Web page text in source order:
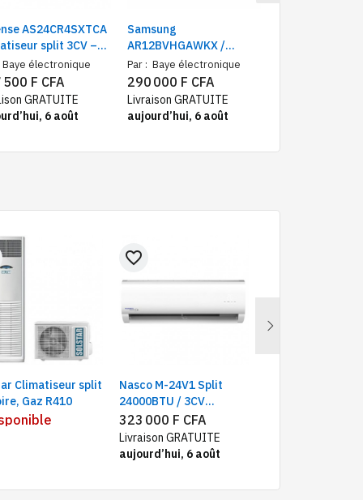
AS24CR4SXTCA
split 3CV –
24000 BTU,
Cold Plasma
Baye électronique
F CFA
GRATUITE
6 août
Samsung
AR12BVHGAWKX /
AR18BVHGAWKX Split
Double Inverter|
12000BTU
Par : Baye électronique
290 000 F CFA
Livraison GRATUITE
aujourd’hui, 6 août
Climatiseur split
Gaz R410
Nasco M-24V1 Split
24000BTU / 3CV
|Climatiseur inverter,
Blanc
favorite_border
323 000 F CFA
Livraison GRATUITE
aujourd’hui, 6 août
Next